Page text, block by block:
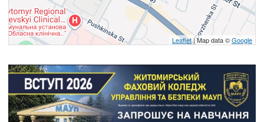
Leaflet| Map data ©Google